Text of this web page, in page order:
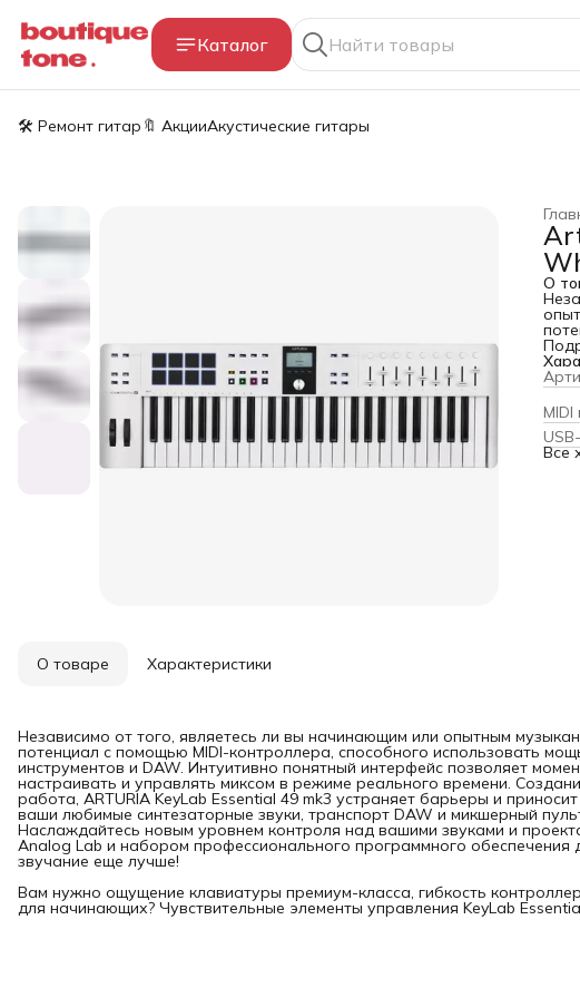
Каталог
🛠️ Ремонт гитар 🔖 АкцииАкустические гитары
О
Все
О товаре Характеристики
Независимо от того, являетесь ли вы начинающим или опытным
потенциал с помощью MIDI-контроллера, способного использовать
инструментов и DAW. Интуитивно понятный интерфейс позволяет
настраивать и управлять миксом в режиме реального времени.
работа, ARTURIA KeyLab Essential 49 mk3 устраняет барьеры и
ваши любимые синтезаторные звуки, транспорт DAW и микшерный
Наслаждайтесь новым уровнем контроля над вашими звуками и
Analog Lab и набором профессионального программного обеспечения
звучание еще лучше!
Вам нужно ощущение клавиатуры премиум-класса, гибкость
для начинающих? Чувствительные элементы управления KeyLab